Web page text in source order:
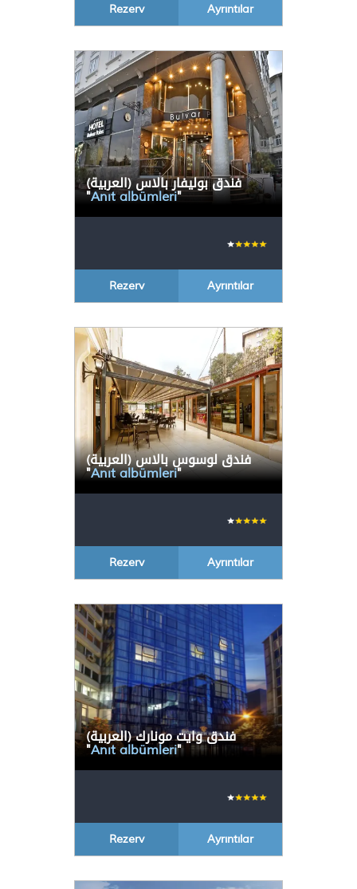
Rezerv Ayrıntılar
(العربية) فندق بوليفار بالاس
"Anıt albümleri"
Rezerv Ayrıntılar
(العربية) فندق لوسوس بالاس
"Anıt albümleri"
Rezerv Ayrıntılar
(العربية) فندق وايت مونارك
"Anıt albümleri"
Rezerv Ayrıntılar